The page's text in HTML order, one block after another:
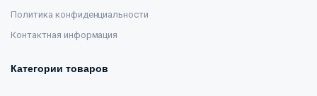
Политика конфиденциальности
Контактная информация
Категории товаров